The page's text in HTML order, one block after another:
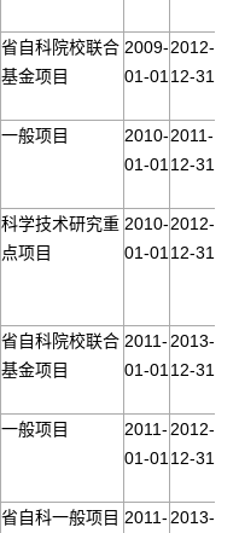
省自科院校联合
基金项目
2009-
01-01
2012-
12-31
一般项目
2010-
01-01
2011-
12-31
科学技术研究重
点项目
2010-
01-01
2012-
12-31
省自科院校联合
基金项目
2011-
01-01
2013-
12-31
一般项目
2011-
01-01
2012-
12-31
省自科一般项目 2011-2013-